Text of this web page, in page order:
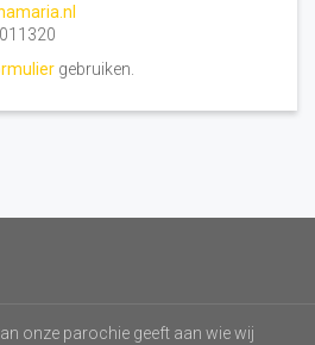
gebruiken.
onze parochie geeft aan wie wij